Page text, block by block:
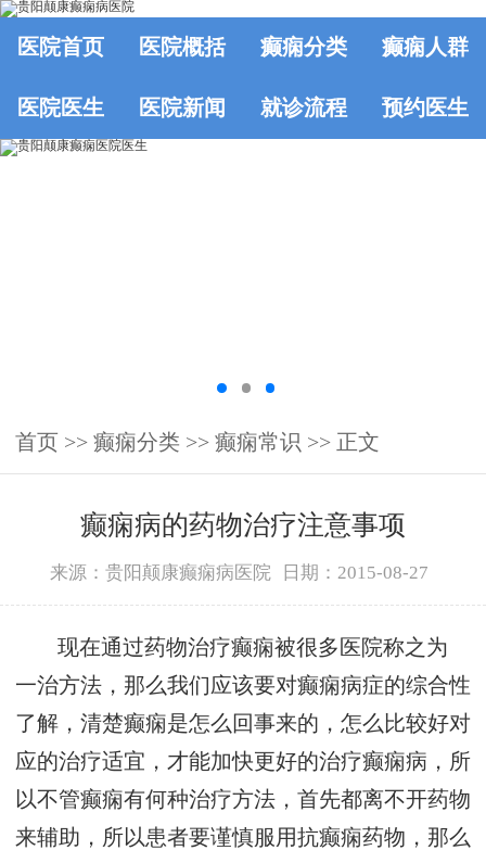
医院首页 医院概括 癫痫分类 癫痫人群
医院医生 医院新闻 就诊流程 预约医生
首页 >> 癫痫分类 >> 癫痫常识 >> 正文
癫痫病的药物治疗注意事项
来源：贵阳颠康癫痫病医院 日期：2015-08-27
现在通过药物治疗癫痫被很多医院称之为
一治方法，那么我们应该要对癫痫病症的综合性
了解，清楚癫痫是怎么回事来的，怎么比较好对
应的治疗适宜，才能加快更好的治疗癫痫病，所
以不管癫痫有何种治疗方法，首先都离不开药物
来辅助，所以患者要谨慎服用抗癫痫药物，那么